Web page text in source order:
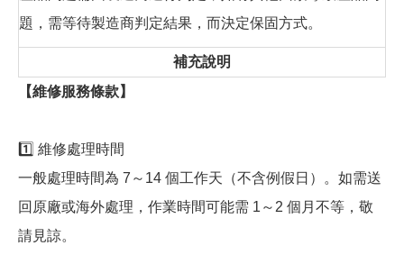
題，需等待製造商判定結果，而決定保固方式。
補充說明
【維修服務條款】
1️⃣ 維修處理時間
一般處理時間為 7～14 個工作天（不含例假日）。如需送
回原廠或海外處理，作業時間可能需 1～2 個月不等，敬
請見諒。